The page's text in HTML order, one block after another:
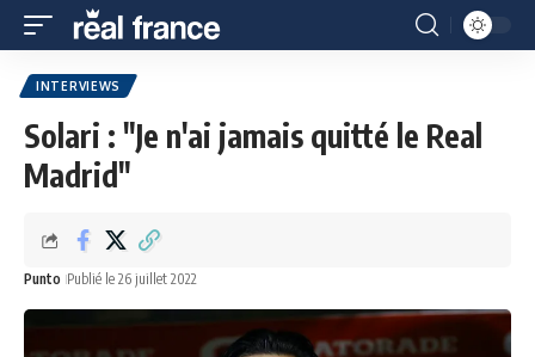
INTERVIEWS
Solari : "Je n'ai jamais quitté le Real
Madrid"
Punto Publié le 26 juillet 2022